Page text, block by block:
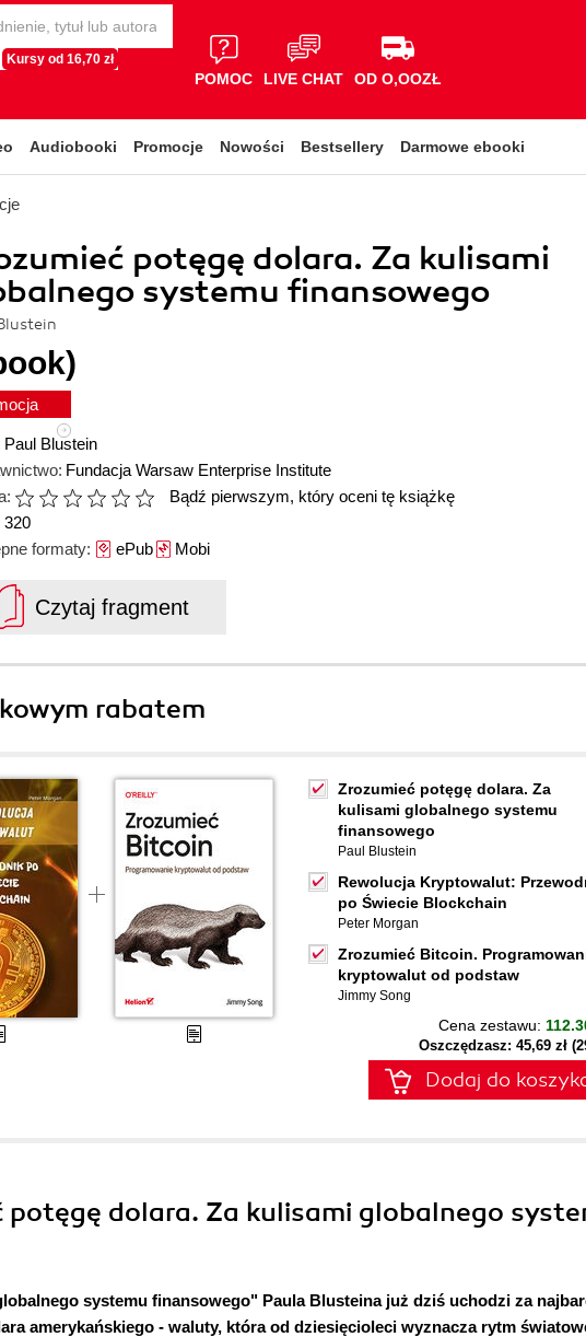
Kursy od 16,70 zł
POMOC LIVE CHAT OD O,OOZŁ
Audiobooki Promocje Nowości Bestsellery Darmowe ebooki
potęgę dolara. Za kulisami
systemu finansowego
Paul Blustein
Fundacja Warsaw Enterprise Institute
Bądź pierwszym, który oceni tę książkę
320
formaty: ePubMobi
Czytaj fragment
rabatem
Zrozumieć potęgę dolara. Za
kulisami globalnego systemu
finansowego
Paul Blustein
Rewolucja Kryptowalut:
po Świecie Blockchain
Peter Morgan
Zrozumieć Bitcoin.
kryptowalut od podstaw
Jimmy Song
Cena zestawu:
Oszczędzasz: 45,69 zł
Dodaj do
potęgę dolara. Za kulisami globalnego
systemu finansowego" Paula Blusteina już dziś uchodzi za
amerykańskiego - waluty, która od dziesięcioleci wyznacza rytm